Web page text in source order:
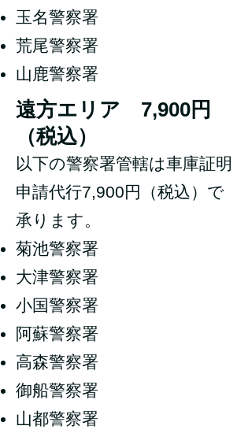
玉名警察署
荒尾警察署
山鹿警察署
遠方エリア 7,900円
（税込）
以下の警察署管轄は車庫証明
申請代行7,900円（税込）で
承ります。
菊池警察署
大津警察署
小国警察署
阿蘇警察署
高森警察署
御船警察署
山都警察署